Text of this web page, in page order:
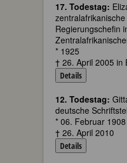
17. Todestag:
Regierungschefin
* 1925
† 26. April 2005 in
Details
12. Todestag:
deutsche
* 06. Februar
† 26. April 2010
Details